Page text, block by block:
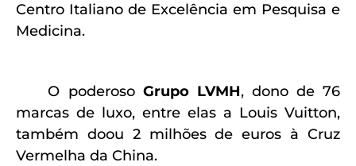
Centro Italiano de Excelência em Pesquisa e
Medicina.
O poderoso Grupo LVMH, dono de 76
marcas de luxo, entre elas a Louis Vuitton,
também doou 2 milhões de euros à Cruz
Vermelha da China.